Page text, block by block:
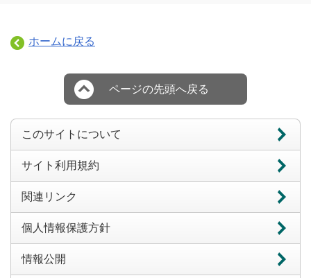
ホームに戻る
ページの先頭へ戻る
このサイトについて
サイト利用規約
関連リンク
個人情報保護方針
情報公開